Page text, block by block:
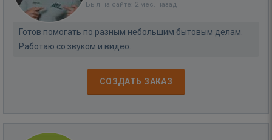
Был на сайте: 2 мес. назад
Готов помогать по разным небольшим бытовым делам.
Работаю со звуком и видео.
СОЗДАТЬ ЗАКАЗ